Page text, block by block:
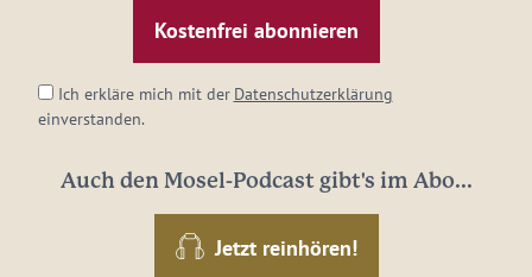
Adresse:
Ich erkläre mich mit der Datenschutzerklärung
einverstanden.
Auch den Mosel-Podcast gibt's im Abo...
Jetzt reinhören!